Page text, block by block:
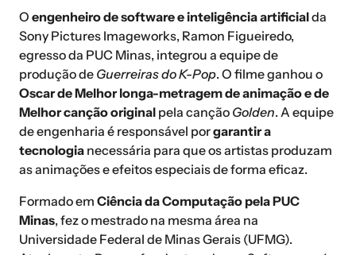
O engenheiro de software e inteligência artificialda
Sony Pictures Imageworks, Ramon Figueiredo,
egresso da PUC Minas, integrou a equipe de
produção de Guerreiras do K-Pop. O filme ganhou o
Oscar de Melhor longa-metragem de animação e de
Melhor canção original pela canção Golden. A equipe
de engenharia é responsável porgarantir a
tecnologia necessária para que os artistas produzam
as animações e efeitos especiais de forma eficaz.
Formado em Ciência da Computação pela PUC
Minas, fez o mestrado na mesma área na
Universidade Federal de Minas Gerais (UFMG).